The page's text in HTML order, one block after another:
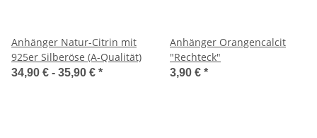
Anhänger Natur-Citrin mit
925er Silberöse (A-Qualität)
34,90 € - 35,90 € *
Anhänger Orangencalcit
"Rechteck"
3,90 € *